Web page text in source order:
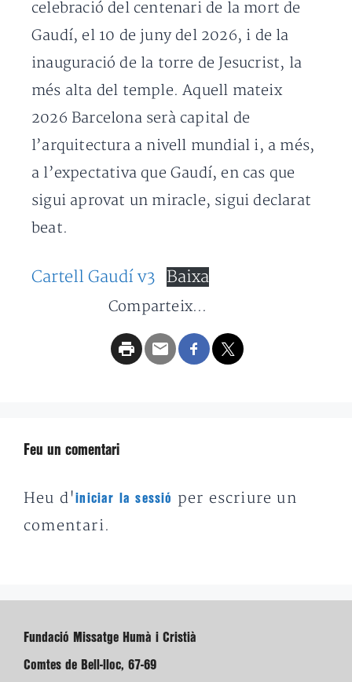
celebració del centenari de la mort de
Gaudí, el 10 de juny del 2026, i de la
inauguració de la torre de Jesucrist, la
més alta del temple. Aquell mateix
2026 Barcelona serà capital de
l’arquitectura a nivell mundial i, a més,
a l’expectativa que Gaudí, en cas que
sigui aprovat un miracle, sigui declarat
beat.
Cartell Gaudí v3 Baixa
Comparteix...
Feu un comentari
Heu d'iniciar la sessió
per escriure un
comentari.
Fundació Missatge Humà i Cristià
Comtes de Bell-lloc, 67-69